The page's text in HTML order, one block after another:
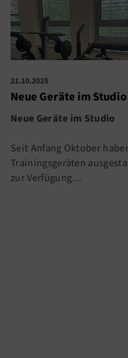
21.10.2025
Neue Geräte im Studio
Neue Geräte im Studio
Seit Anfang Oktober
Trainingsgeräten
zur Verfügung…